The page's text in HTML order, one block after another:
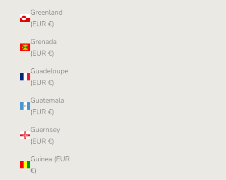
Greenland
(EUR €)
Grenada
(EUR €)
Guadeloupe
(EUR €)
Guatemala
(EUR €)
Guernsey
(EUR €)
Guinea (EUR
€)